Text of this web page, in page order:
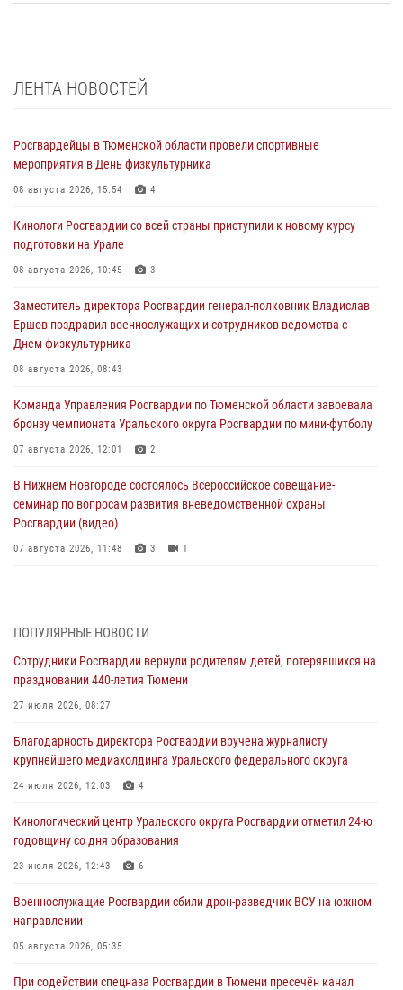
ЛЕНТА НОВОСТЕЙ
Росгвардейцы в Тюменской области провели спортивные
мероприятия в День физкультурника
08 августа 2026, 15:54 4
Кинологи Росгвардии со всей страны приступили к новому курсу
подготовки на Урале
08 августа 2026, 10:45 3
Заместитель директора Росгвардии генерал-полковник Владислав
Ершов поздравил военнослужащих и сотрудников ведомства с
Днем физкультурника
08 августа 2026, 08:43
Команда Управления Росгвардии по Тюменской области завоевала
бронзу чемпионата Уральского округа Росгвардии по мини-футболу
07 августа 2026, 12:01 2
В Нижнем Новгороде состоялось Всероссийское совещание-
семинар по вопросам развития вневедомственной охраны
Росгвардии (видео)
07 августа 2026, 11:48 3 1
07 августа 2026, 10:57 5
Память военнослужащих, погибших в разные годы при исполнении
воинского долга, почтили в кинологическом центре Уральского
округа Росгвардии
Росгвардейцы в Тюменской области знакомят детей со своей
службой и напоминают о мерах безопасности
Росгвардейцы приняли участие в фотопроекте «Прогуляемся по
Тюменской области» в рамках акции «Храним огонь Победы»
Росгвардейцы в Тюменской области почтили память генерала
армии Ивана Кирилловича Яковлева
ПОПУЛЯРНЫЕ НОВОСТИ
Сотрудники Росгвардии вернули родителям детей, потерявшихся на
праздновании 440-летия Тюмени
27 июля 2026, 08:27
Благодарность директора Росгвардии вручена журналисту
крупнейшего медиахолдинга Уральского федерального округа
24 июля 2026, 12:03 4
Кинологический центр Уральского округа Росгвардии отметил 24-ю
годовщину со дня образования
23 июля 2026, 12:43 6
Военнослужащие Росгвардии сбили дрон-разведчик ВСУ на южном
направлении
05 августа 2026, 05:35
При содействии спецназа Росгвардии в Тюмени пресечён канал